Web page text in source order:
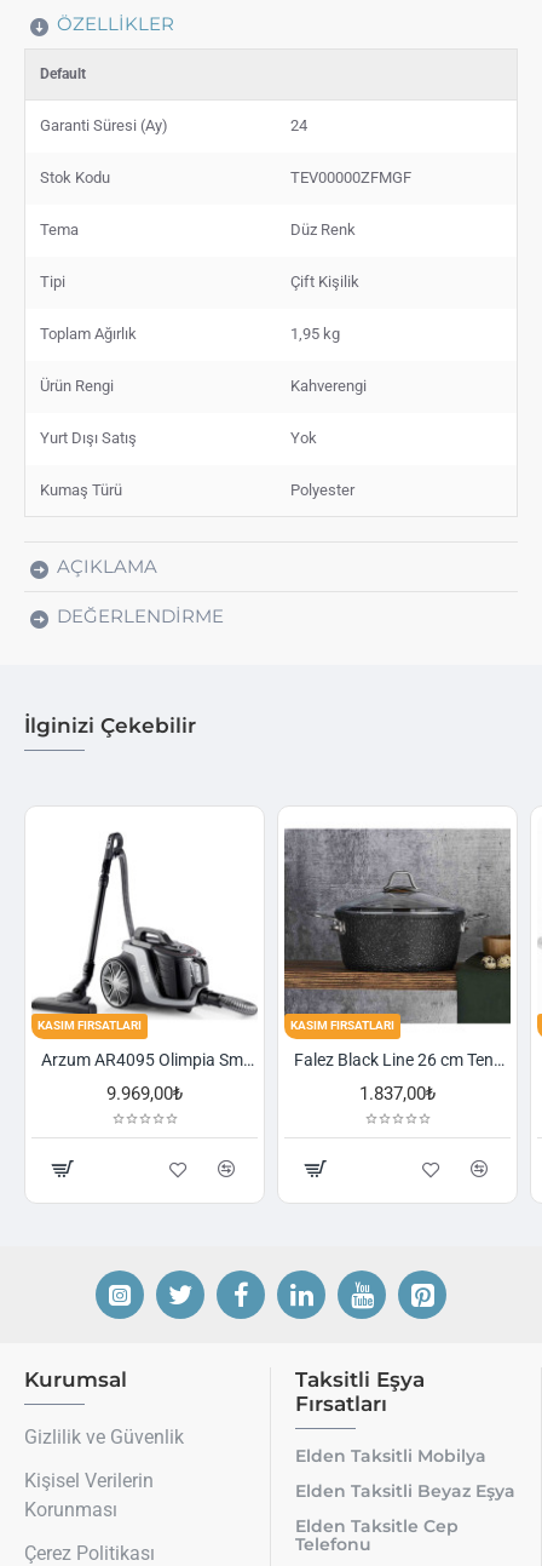
ÖZELLIKLER
Default
Garanti Süresi (Ay) 24
Stok Kodu TEV00000ZFMGF
Tema Düz Renk
Tipi Çift Kişilik
Toplam Ağırlık 1,95 kg
Ürün Rengi Kahverengi
Yurt Dışı Satış Yok
Kumaş Türü Polyester
AÇIKLAMA
DEĞERLENDIRME
İlginizi Çekebilir
Arzum AR4095 Olimpia Smart Cyclone Filtreli Süpürge - Füme
KASIM FIRSATLARI
Falez Black Line 26 cm Tencere
1.837,00₺
KASIM FIRSATLARI
2.521,00₺
Kurumsal
Gizlilik ve Güvenlik
Kişisel Verilerin
Korunması
Çerez Politikası
Taksitli Eşya
Fırsatları
Elden Taksitli Mobilya
Elden Taksitli Beyaz Eşya
Elden Taksitle Cep
Telefonu